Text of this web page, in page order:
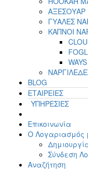
ΑΞΕΣΟΥΑΡ
ΓΥΑΛΕΣ
ΚΑΠΝΟΙ
WAYS
BLOG
ΕΤΑΙΡΕΙΕΣ
ΥΠΗΡΕΣΙΕΣ
Επικοινωνία
Ο Λογαριασμός
Σύνδεση
Αναζήτηση